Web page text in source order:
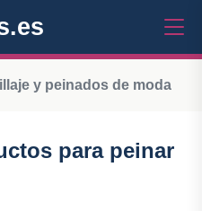
y peinados de moda
para peinar